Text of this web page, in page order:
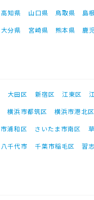
高知県 山口県 鳥取県 島
大分県 宮崎県 熊本県 鹿
大田区 新宿区 江東区
横浜市都筑区 横浜市港北区
浦和区 さいたま市南区
八千代市 千葉市稲毛区 習